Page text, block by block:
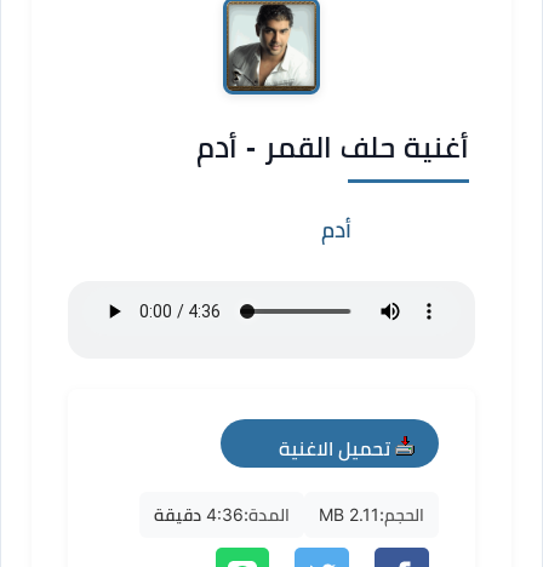
أغنية حلف القمر - أدم
أدم
تحميل الاغنية
mp3
الحجم:2.11 MB المدة:4:36 دقيقة